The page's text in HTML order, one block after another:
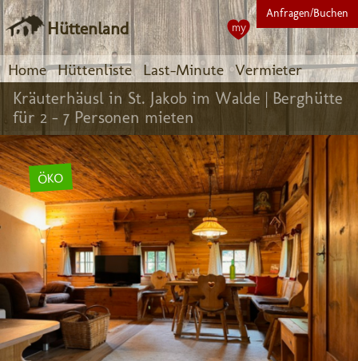
Hüttenland
Home Hüttenliste Last-Minute Vermieter
Anfragen/Buchen
my
Kräuterhäusl in St. Jakob im Walde | Berghütte
für 2 - 7 Personen mieten
ÖKO